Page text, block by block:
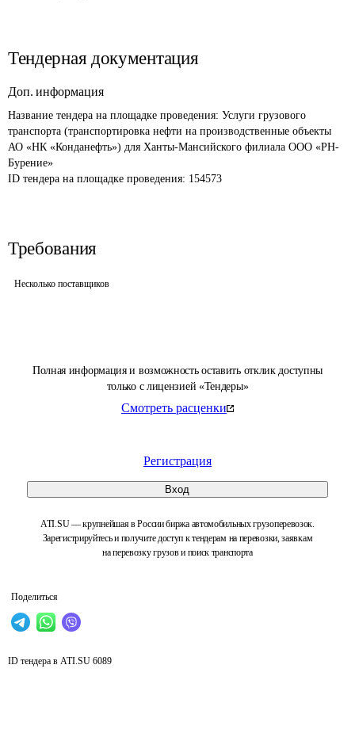
Полная информация и возможность оставить отклик доступны
только с лицензией «Тендеры»
Смотреть расценки
Регистрация
Вход
ATI.SU — крупнейшая в России биржа автомобильных грузоперевозок.
Зарегистрируйтесь и получите доступ к тендерам на перевозки, заявкам
на перевозку грузов и поиск транспорта
Поделиться
Тендерная документация
Доп. информация
Название тендера на площадке проведения: Услуги грузового
транспорта (транспортировка нефти на производственные объекты
АО «НК «Конданефть») для Ханты-Мансийского филиала ООО «РН-
Бурение»
ID тендера на площадке проведения: 154573
Требования
Несколько поставщиков
ID тендера в ATI.SU 6089